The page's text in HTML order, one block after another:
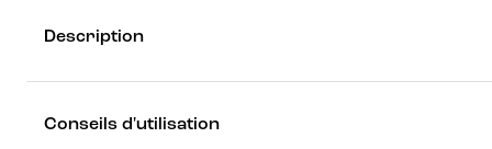
rêver !
Découvrez les récompenses
Description
Conseils d'utilisation